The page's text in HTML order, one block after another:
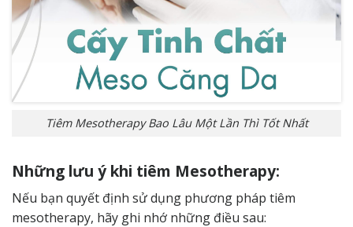
Tiêm Mesotherapy Bao Lâu Một Lần Thì Tốt Nhất
Những lưu ý khi tiêm Mesotherapy:
Nếu bạn quyết định sử dụng phương pháp tiêm
mesotherapy, hãy ghi nhớ những điều sau: